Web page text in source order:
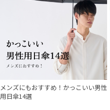
メンズにもおすすめ！かっこいい男性
用日傘14選